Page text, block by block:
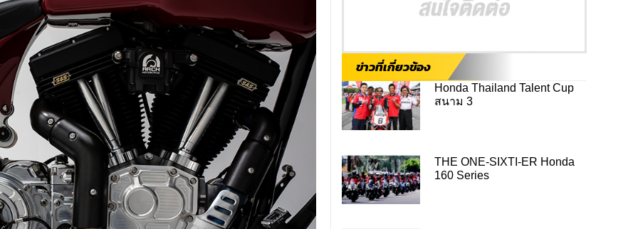
ข่าวที่เกี่ยวข้อง
Honda Thailand Talent Cup
สนาม 3
THE ONE-SIXTI-ER Honda
160 Series